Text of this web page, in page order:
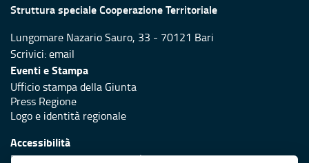
Struttura speciale Cooperazione Territoriale
Lungomare Nazario Sauro, 33 - 70121 Bari
Scrivici:email
Eventi e Stampa
Ufficio stampa della Giunta
Press Regione
Logo e identità regionale
Accessibilità
Dichiarazione di accessibilità